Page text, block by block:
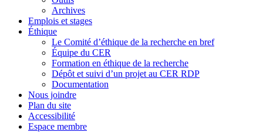
Archives
Emplois et stages
Éthique
Le Comité d’éthique de la recherche en bref
Équipe du CER
Formation en éthique de la recherche
Dépôt et suivi d’un projet au CER RDP
Documentation
Nous joindre
Plan du site
Accessibilité
Espace membre